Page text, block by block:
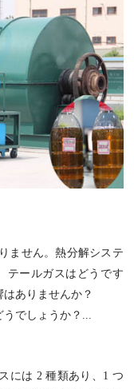
ません。熱分解システ
テールガスはどうです
ありませんか？
でしょうか？...
には 2 種類あり、1 つ